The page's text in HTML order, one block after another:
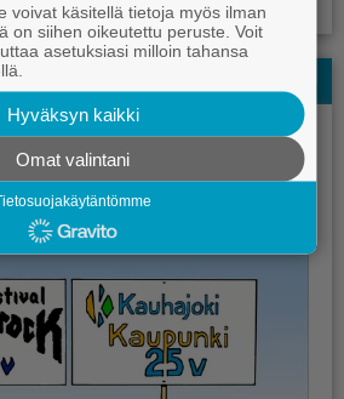
voivat käsitellä tietoja myös ilman
on siihen oikeutettu peruste. Voit
asetuksiasi milloin tahansa
Hyväksyn kaikki
Omat valintani